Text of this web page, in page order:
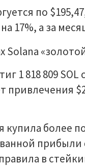
по
17%, а за
1 818 809
привлечения
купила более
прибыли
в